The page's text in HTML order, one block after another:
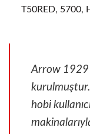
T50RED, 5700,
Arrow 1929
hobi